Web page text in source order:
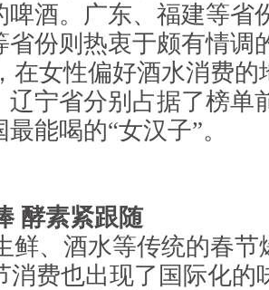
啤酒。广东、福建等省
省份则热衷于颇有情调
在女性偏好酒水消费的
辽宁省分别占据了榜单
能喝的“女汉子”。
酵素紧跟随
鲜、酒水等传统的春节
消费也出现了国际化的